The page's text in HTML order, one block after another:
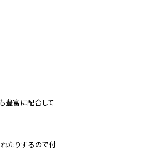
豊富に配合して
たりするので付